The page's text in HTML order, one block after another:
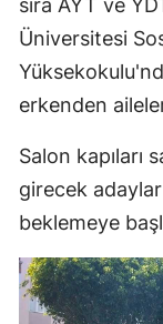
sıra AYT ve
Üniversitesi
erkenden
Salon kapıları
girecek adaylar
beklemeye